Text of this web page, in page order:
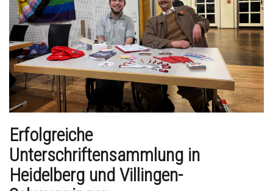
Erfolgreiche
Unterschriftensammlung in
Heidelberg und Villingen-